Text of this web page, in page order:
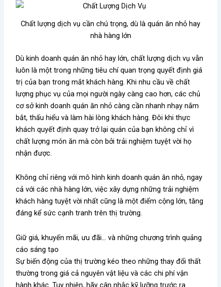
Chất lượng dịch vụ cần chú trọng, dù là quán ăn nhỏ hay
nhà hàng lớn
Dù kinh doanh quán ăn nhỏ hay lớn, chất lượng dịch vụ vẫn
luôn là một trong những tiêu chí quan trọng quyết định giá
trị của bạn trong mắt khách hàng. Khi nhu cầu về chất
lượng phục vụ của mọi người ngày càng cao hơn, các chủ
cơ sở kinh doanh quán ăn nhỏ càng cần nhanh nhạy nắm
bắt, thấu hiểu và làm hài lòng khách hàng. Đôi khi thực
khách quyết định quay trở lại quán của bạn không chỉ vì
chất lượng món ăn mà còn bởi trải nghiệm tuyệt vời họ
nhận được.
Không chỉ riêng với mô hình kinh doanh quán ăn nhỏ, ngay
cả với các nhà hàng lớn, việc xây dựng những trải nghiệm
khách hàng tuyệt vời nhất cũng là một điểm cộng lớn, tăng
đáng kể sức cạnh tranh trên thị trường.
Giữ giá, khuyến mãi, ưu đãi… và những chương trình quảng
cáo sáng tạo
Sự biến động của thị trường kéo theo những thay đổi thất
thường trong giá cả nguyên vật liệu và các chi phí vận
hành khác. Tuy nhiên, hãy cân nhắc kỹ lưỡng trước ra